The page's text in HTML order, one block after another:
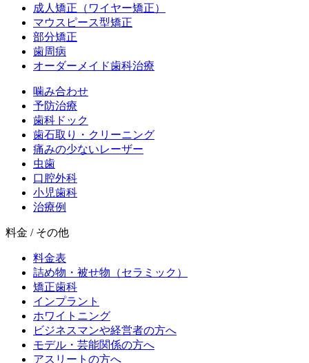
成人矯正（ワイヤー矯正）
マウスピース型矯正
部分矯正
歯周病
オーダーメイド歯科治療
噛み合わせ
予防治療
歯科ドック
歯石取り・クリーニング
痛みの少ないレーザー
虫歯
口腔外科
小児歯科
治療例
料金 / その他
料金表
詰め物・被せ物（セラミック）
矯正歯科
インプラント
ホワイトニング
ビジネスマンや経営者の方へ
モデル・芸能関係の方へ
アスリートの方へ